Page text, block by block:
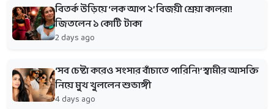
বিতর্ক উড়িয়ে ‘লক আপ ২’ বিজয়ী শ্রেয়া কালরা!
জিতলেন ১ কোটি টাকা
2 days ago
‘সব চেষ্টা করেও সংসার বাঁচাতে পারিনি!’ স্বামীর আসক্তি
নিয়ে মুখ খুললেন শুভাঙ্গী
4 days ago